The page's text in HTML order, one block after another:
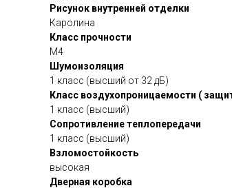
Рисунок внутренней отделки
Каролина
Класс прочности
М4
Шумоизоляция
1 класс (высший от 32 дБ)
Класс воздухопроницаемости (
1 класс (высший)
Сопротивление теплопередачи
1 класс (высший)
Взломостойкость
высокая
Дверная коробка